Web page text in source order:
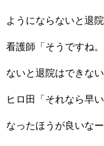
ようにならないと退
看護師「そうですね
ないと退院はできない
ヒロ田「それなら早
なったほうが良いなー